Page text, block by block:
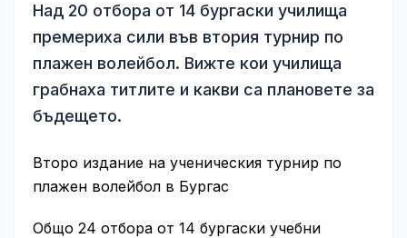
Над 20 отбора от 14 бургаски училища
премериха сили във втория турнир по
плажен волейбол. Вижте кои училища
грабнаха титлите и какви са плановете за
бъдещето.
Второ издание на ученическия турнир по
плажен волейбол в Бургас
Общо 24 отбора от 14 бургаски учебни